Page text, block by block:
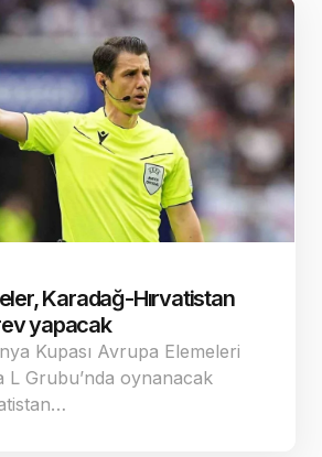
Karadağ-Hırvatistan
yapacak
Kupası Avrupa Elemeleri
L Grubu’nda oynanacak